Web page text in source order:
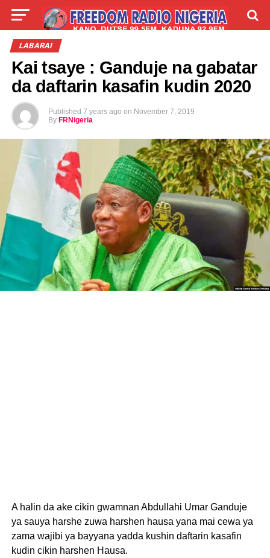
LIVE
TALLA
LABARAI
Kai tsaye : Ganduje na gabatar
da daftarin kasafin kudin 2020
Published 7 years ago on November 7, 2019
By FRNigeria
A halin da ake cikin gwamnan Abdullahi Umar Ganduje
ya sauya harshe zuwa harshen hausa yana mai cewa ya
zama wajibi ya bayyana yadda kushin daftarin kasafin
kudin cikin harshen Hausa.